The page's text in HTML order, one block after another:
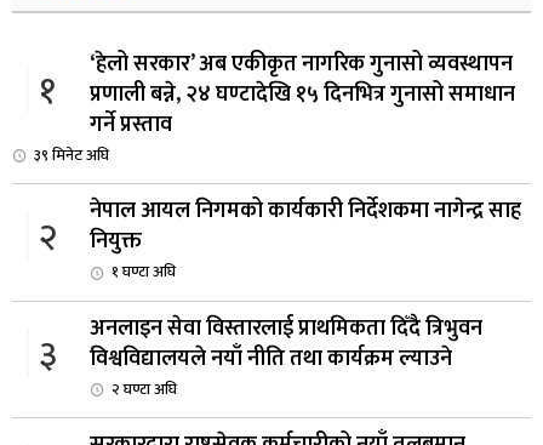
१
‘हेलो सरकार’ अब एकीकृत नागरिक गुनासो व्यवस्थापन
प्रणाली बन्ने, २४ घण्टादेखि १५ दिनभित्र गुनासो समाधान
गर्ने प्रस्ताव
३९ मिनेट अघि
२
नेपाल आयल निगमको कार्यकारी निर्देशकमा नागेन्द्र साह
नियुक्त
१ घण्टा अघि
३
अनलाइन सेवा विस्तारलाई प्राथमिकता दिँदै त्रिभुवन
विश्वविद्यालयले नयाँ नीति तथा कार्यक्रम ल्याउने
२ घण्टा अघि